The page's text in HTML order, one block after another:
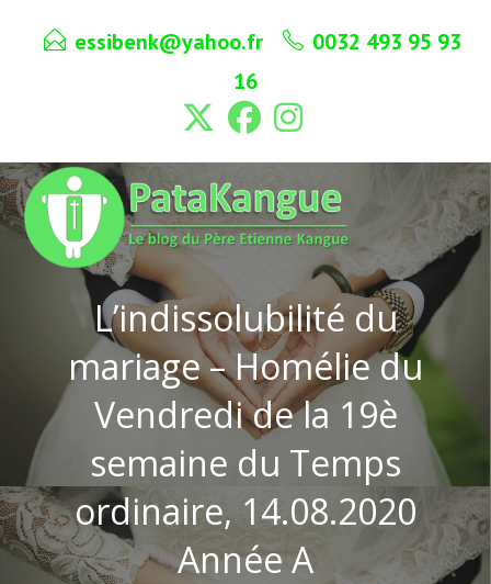
essibenk@yahoo.fr
0032 493 95 93
16
L’indissolubilité du
mariage – Homélie du
Vendredi de la 19è
semaine du Temps
ordinaire, 14.08.2020
Année A